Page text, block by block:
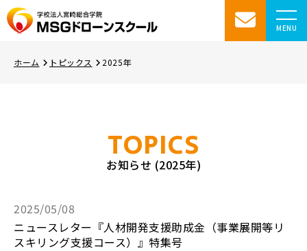
MENU
ホーム トピックス 2025年
TOPICS
お知らせ (2025年)
2025/05/08
ニュースレター『人材開発支援助成金（事業展開等リ
スキリング支援コース）』特集号